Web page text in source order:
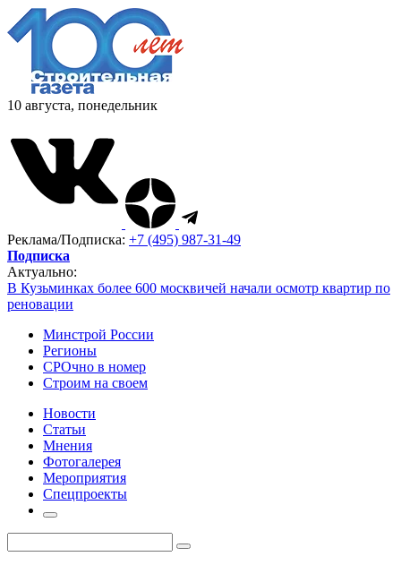
10 августа, понедельник
Реклама/Подписка: +7 (495) 987-31-49
Подписка
Актуально:
В Кузьминках более 600 москвичей начали осмотр квартир по
реновации
Минстрой России
Регионы
СРОчно в номер
Строим на своем
Новости
Статьи
Мнения
Фотогалерея
Мероприятия
Спецпроекты